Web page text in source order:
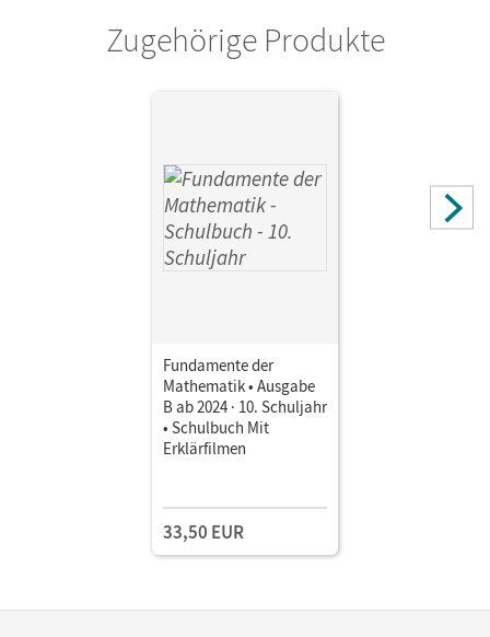
Zugehörige Produkte
Fundamente der
Mathematik • Ausgabe
B ab 2024 · 10. Schuljahr
• Schulbuch Mit
Erklärfilmen
33,50 EUR